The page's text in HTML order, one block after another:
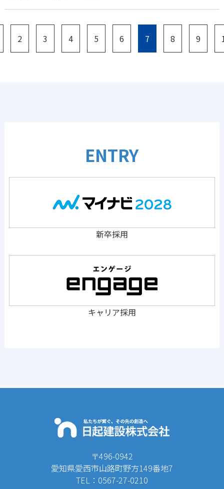
2 3 4 5 6 7 8 9
ENTRY
新卒採用
キャリア採用
〒496-0942
愛知県愛西市山路町野方149番地7
TEL：0567-27-0210